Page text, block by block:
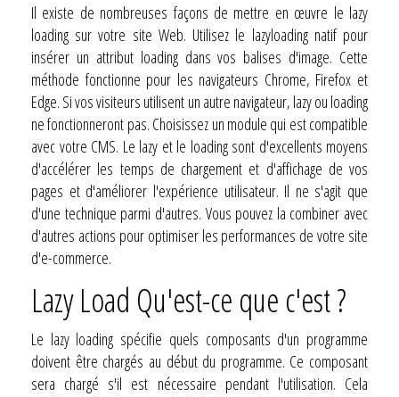
Il existe de nombreuses façons de mettre en œuvre le lazy
loading sur votre site Web. Utilisez le lazyloading natif pour
insérer un attribut loading dans vos balises d'image. Cette
méthode fonctionne pour les navigateurs Chrome, Firefox et
Edge. Si vos visiteurs utilisent un autre navigateur, lazy ou loading
ne fonctionneront pas. Choisissez un module qui est compatible
avec votre CMS. Le lazy et le loading sont d'excellents moyens
d'accélérer les temps de chargement et d'affichage de vos
pages et d'améliorer l'expérience utilisateur. Il ne s'agit que
d'une technique parmi d'autres. Vous pouvez la combiner avec
d'autres actions pour optimiser les performances de votre site
d'e-commerce.
Lazy Load Qu'est-ce que c'est ?
Le lazy loading spécifie quels composants d'un programme
doivent être chargés au début du programme. Ce composant
sera chargé s'il est nécessaire pendant l'utilisation. Cela